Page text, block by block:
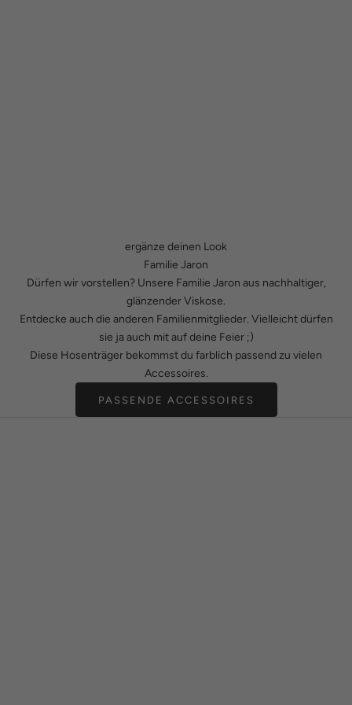
ergänze deinen Look
Familie Jaron
Dürfen wir vorstellen? Unsere Familie Jaron aus nachhaltiger,
glänzender Viskose.
Entdecke auch die anderen Familienmitglieder. Vielleicht dürfen
sie ja auch mit auf deine Feier ;)
Diese Hosenträger bekommst du farblich passend zu vielen
Accessoires.
PASSENDE ACCESSOIRES